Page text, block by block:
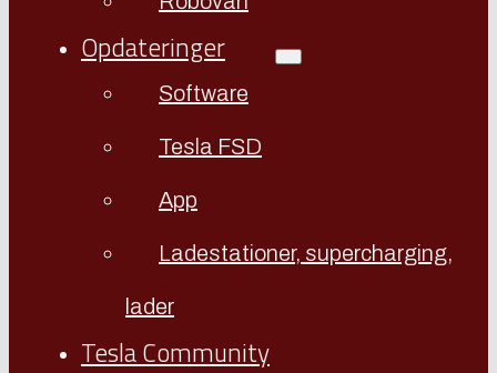
Opdateringer
Software
Tesla FSD
App
Ladestationer, supercharging,
lader
Tesla Community